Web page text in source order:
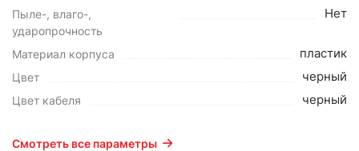
Пыле-, влаго-,
ударопрочность
Нет
Материал корпуса пластик
Цвет черный
Цвет кабеля черный
Смотреть все параметры